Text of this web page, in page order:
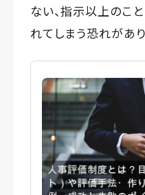
ない、指示以上のこ
れてしまう恐れがあり